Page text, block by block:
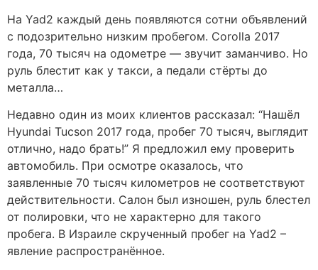
На Yad2 каждый день появляются сотни объявлений
с подозрительно низким пробегом. Corolla 2017
года, 70 тысяч на одометре — звучит заманчиво. Но
руль блестит как у такси, а педали стёрты до
металла…
Недавно один из моих клиентов рассказал: “Нашёл
Hyundai Tucson 2017 года, пробег 70 тысяч, выглядит
отлично, надо брать!” Я предложил ему проверить
автомобиль. При осмотре оказалось, что
заявленные 70 тысяч километров не соответствуют
действительности. Салон был изношен, руль блестел
от полировки, что не характерно для такого
пробега. В Израиле скрученный пробег на Yad2 –
явление распространённое.